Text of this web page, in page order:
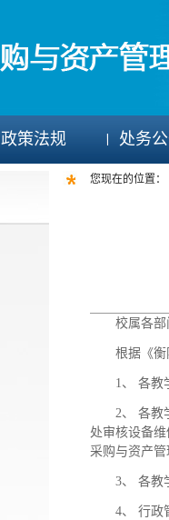
政策法规 处务
您现在的位置：
校属各部
根据《衡
1、 各教
2、 各教
处审核设备
采购与资产
3、 各教
4、 行政